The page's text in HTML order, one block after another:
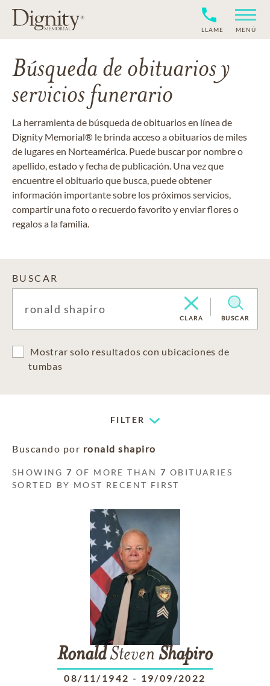
LLAME MENÚ
Búsqueda de obituarios y
servicios funerario
La herramienta de búsqueda de obituarios en línea de
Dignity Memorial® le brinda acceso a obituarios de miles
de lugares en Norteamérica. Puede buscar por nombre o
apellido, estado y fecha de publicación. Una vez que
encuentre el obituario que busca, puede obtener
información importante sobre los próximos servicios,
compartir una foto o recuerdo favorito y enviar flores o
regalos a la familia.
BUSCAR
CLARA BUSCAR
Mostrar solo resultados con ubicaciones de
tumbas
FILTER
Buscando por ronald shapiro
SHOWING7 OF MORE THAN7 OBITUARIES
SORTED BY MOST RECENT FIRST
RonaldSteven Shapiro
08/11/1942 - 19/09/2022